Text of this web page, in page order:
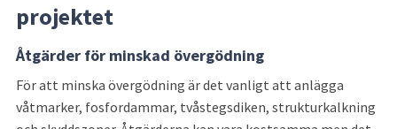
projektet
Åtgärder för minskad övergödning
För att minska övergödning är det vanligt att anlägga
våtmarker, fosfordammar, tvåstegsdiken, strukturkalkning